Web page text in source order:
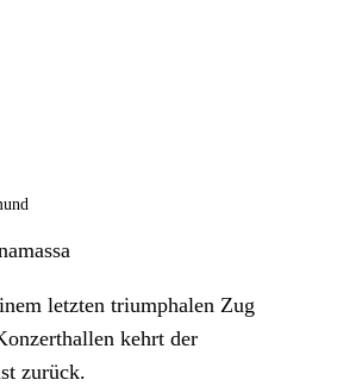
letzten triumphalen Zug
kehrt der
zurück.